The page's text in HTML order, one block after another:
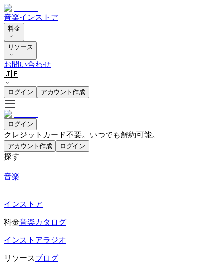
音楽インストア
料金
リソース
お問い合わせ
🇯🇵
ログイン アカウント作成
ログイン
クレジットカード不要。いつでも解約可能。
アカウント作成 ログイン
探す
音楽
インストア
料金音楽カタログ
インストアラジオ
リソースブログ